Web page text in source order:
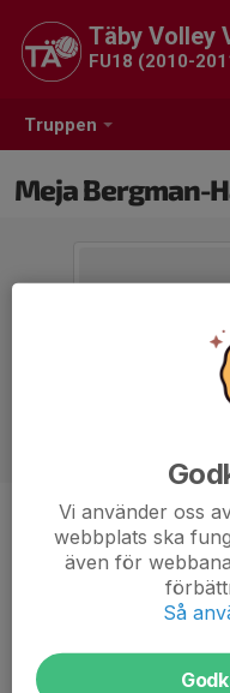
Truppen
Täby Volley
FU18 (2010-
Meja Bergman-
Position
-
15
Vi använder oss
webbplats ska
även för
Så